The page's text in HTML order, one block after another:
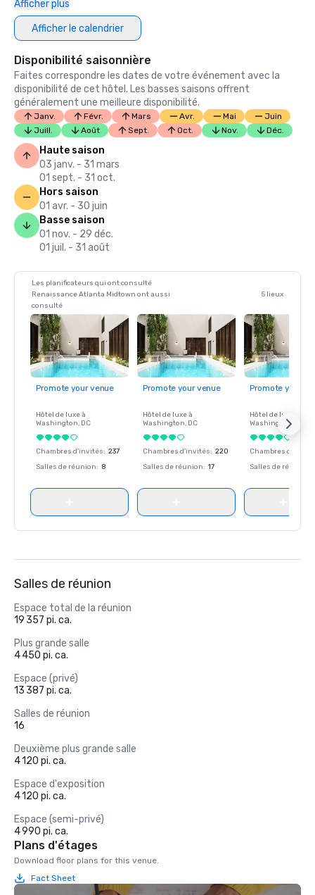
Afficher plus
Afficher le calendrier
Disponibilité saisonnière
Faites correspondre les dates de votre événement avec la
disponibilité de cet hôtel. Les basses saisons offrent
généralement une meilleure disponibilité.
Janv. Févr. Mars Avr. Mai
Juin
Juill.
Août Sept. Oct. Nov. Déc.
Haute saison
03 janv. - 31 mars
01 sept. - 31 oct.
Hors saison
01 avr. - 30 juin
Basse saison
01 nov. - 29 déc.
01 juil. - 31 août
Les planificateurs qui ont consulté
Renaissance Atlanta Midtown ont aussi
consulté
5 lieux
Promote your venue
Hôtel de luxe à
Washington, DC
Chambres d'invités: 237
Salles de réunion: 8
Promote your venue
Hôtel de luxe à
Washington, DC
Chambres d'invités: 220
Salles de réunion: 17
Promote your
Hôtel de luxe à
Washington
Chambres
Salles de réunion
Salles de réunion
Espace total de la réunion
19 357 pi. ca.
Plus grande salle
4 450 pi. ca.
Espace (privé)
13 387 pi. ca.
Salles de réunion
16
Deuxième plus grande salle
4 120 pi. ca.
Espace d'exposition
4 120 pi. ca.
Espace (semi-privé)
4 990 pi. ca.
Plans d'étages
Download floor plans for this venue.
Fact Sheet